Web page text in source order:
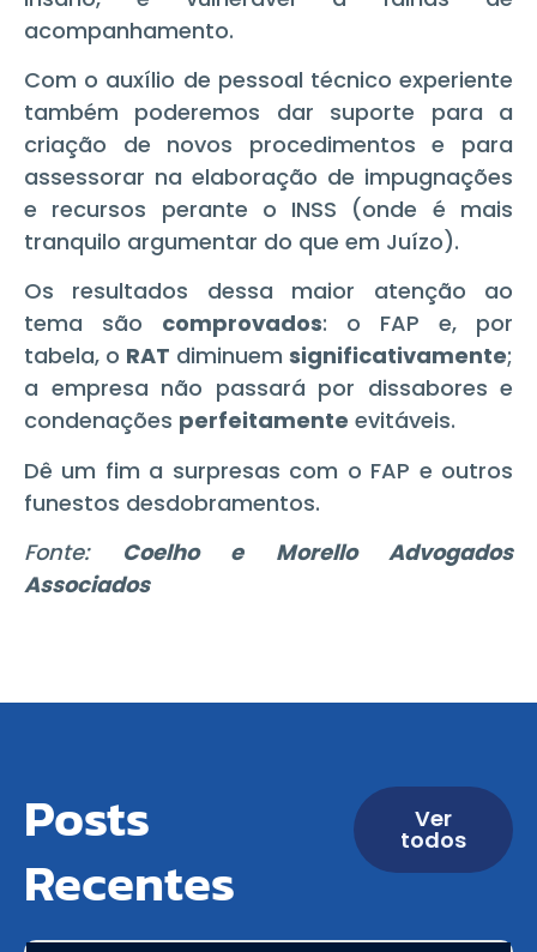
acompanhamento.
Com o auxílio de pessoal técnico experiente
também poderemos dar suporte para a
criação de novos procedimentos e para
assessorar na elaboração de impugnações
e recursos perante o INSS (onde é mais
tranquilo argumentar do que em Juízo).
Os resultados dessa maior atenção ao
tema são comprovados: o FAP e, por
tabela, o RAT diminuem significativamente;
a empresa não passará por dissabores e
condenações perfeitamente evitáveis.
Dê um fim a surpresas com o FAP e outros
funestos desdobramentos.
Fonte: Coelho e Morello Advogados
Associados
Posts
Recentes
Ver
todos